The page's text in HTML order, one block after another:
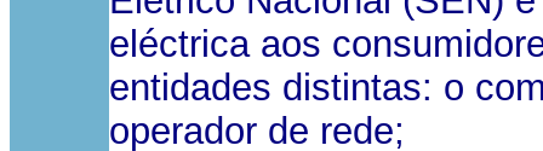
eléctrica aos
entidades distintas: o
operador de rede;